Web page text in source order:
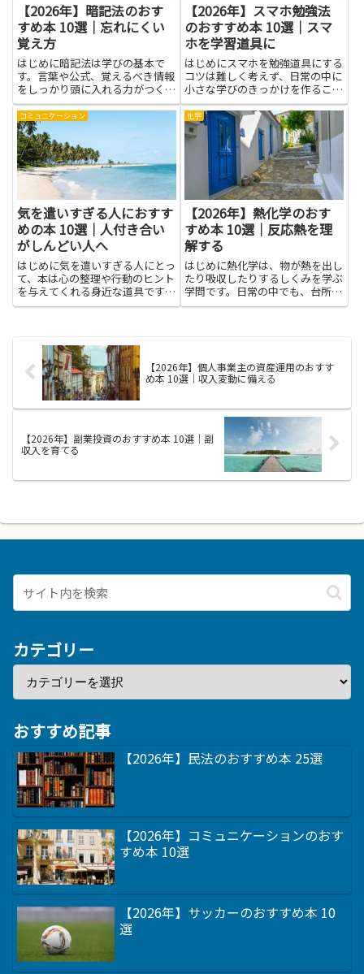
【2026年】暗記法のおす
すめ本 10選｜忘れにくい
覚え方
はじめに暗記法は学びの基本で
す。言葉や公式、覚えるべき情報
をしっかり頭に入れる力がつく
と、テストやプレゼン、日常の学
習がぐっと楽になります。この記
事は、暗記法をテーマにした本を
選ぶときの手がかりになる話で
す。読み進めると、記憶の仕組み
をやさ...
【2026年】スマホ勉強法
のおすすめ本 10選｜スマ
ホを学習道具に
はじめにスマホを勉強道具にする
コツは難しく考えず、日常の中に
小さな学びのきっかけを作ること
です。スマホ勉強法という考え方
は、忙しい学校生活や仕事の合間
にも取り入れやすく、すき間時間
を上手に使って知識を積み重ねる
手助けになります。この記事で
コミュニケーション
気を遣いすぎる人におすす
めの本 10選｜人付き合い
がしんどい人へ
はじめに気を遣いすぎる人にとっ
て、本は心の整理や行動のヒント
を与えてくれる身近な道具です。
人付き合いで疲れてしまう理由や
り、気持ちに余裕が生まれやすく
なります。読書を通じて得られ
る...
化学
【2026年】熱化学のおす
すめ本 10選｜反応熱を理
解する
はじめに熱化学は、物が熱を出し
たり吸収したりするしくみを学ぶ
学問です。日常の中でも、台所の
火加減や夏の暑さ、燃料が燃える
を、...
【2026年】個人事業主の資産運用のおすす
め本 10選｜収入変動に備える
【2026年】副業投資のおすすめ本 10選｜副
収入を育てる
カテゴリー
おすすめ記事
【2026年】民法のおすすめ本 25選
【2026年】コミュニケーションのおす
すめ本 10選
【2026年】サッカーのおすすめ本 10
選